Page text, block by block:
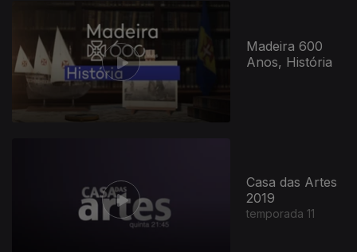
Madeira 600
Anos, História
Casa das Artes
2019
temporada 11